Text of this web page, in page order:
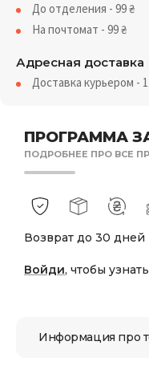
ПРОГРАММА
ПОДРОБНЕЕ ПРО ВСЕ
Возврат до 30 дней
Войди, чтобы
До отделения - 99₴
На почтомат - 99₴
Адресная доставка
Доставка курьером -
Информация про